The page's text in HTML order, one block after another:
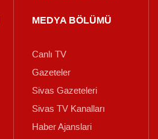
MEDYA BÖLÜMÜ
Canlı TV
Gazeteler
Sivas Gazeteleri
Sivas TV Kanalları
Haber Ajanslari